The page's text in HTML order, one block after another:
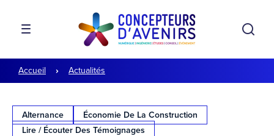
Aller au contenu
Aller à la navigation
MENU
Accueil Actualités
Alternance
Économie De La Construction
Lire / Écouter Des Témoignages